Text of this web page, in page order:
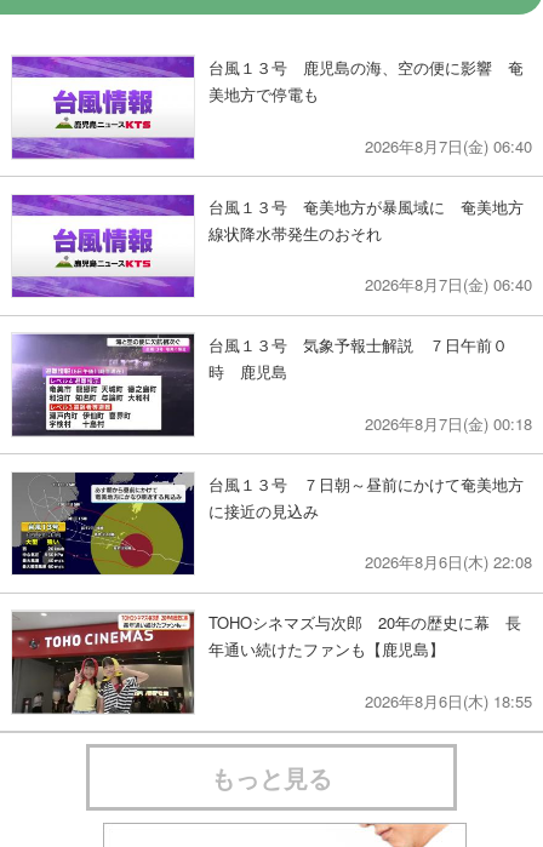
台風１３号 鹿児島の海、空の便に影響 奄
美地方で停電も
2026年8月7日(金) 06:40
台風１３号 奄美地方が暴風域に 奄美地方
線状降水帯発生のおそれ
2026年8月7日(金) 06:40
台風１３号 気象予報士解説 ７日午前０
時 鹿児島
2026年8月7日(金) 00:18
台風１３号 ７日朝～昼前にかけて奄美地方
に接近の見込み
2026年8月6日(木) 22:08
TOHOシネマズ与次郎 20年の歴史に幕 長
年通い続けたファンも【鹿児島】
2026年8月6日(木) 18:55
もっと見る